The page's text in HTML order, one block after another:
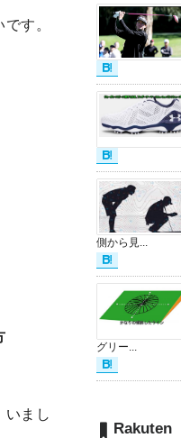
す。
いまし
側から見...
グリー...
Rakuten